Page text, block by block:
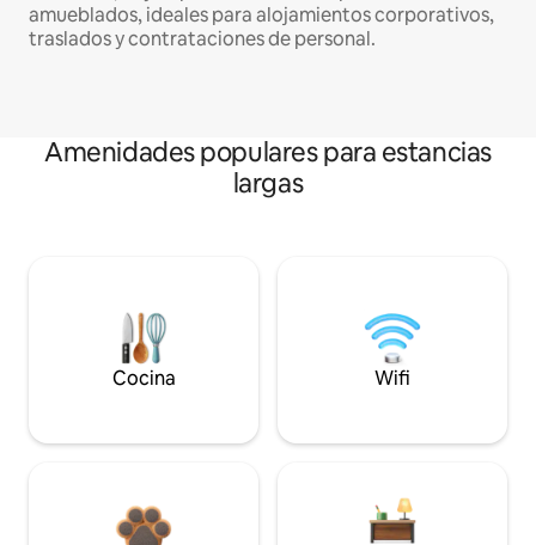
amueblados, ideales para alojamientos corporativos,
traslados y contrataciones de personal.
Amenidades populares para estancias
largas
Cocina Wifi